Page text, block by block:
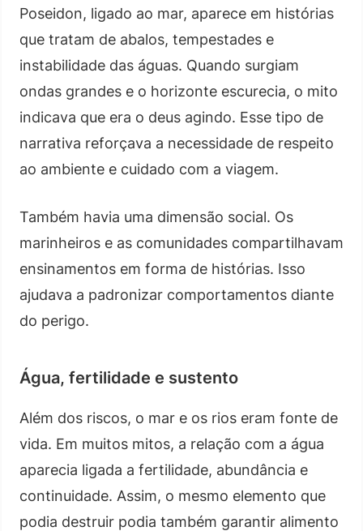
Poseidon, ligado ao mar, aparece em histórias
que tratam de abalos, tempestades e
instabilidade das águas. Quando surgiam
ondas grandes e o horizonte escurecia, o mito
indicava que era o deus agindo. Esse tipo de
narrativa reforçava a necessidade de respeito
ao ambiente e cuidado com a viagem.
Também havia uma dimensão social. Os
marinheiros e as comunidades compartilhavam
ensinamentos em forma de histórias. Isso
ajudava a padronizar comportamentos diante
do perigo.
Água, fertilidade e sustento
Além dos riscos, o mar e os rios eram fonte de
vida. Em muitos mitos, a relação com a água
aparecia ligada a fertilidade, abundância e
continuidade. Assim, o mesmo elemento que
podia destruir podia também garantir alimento